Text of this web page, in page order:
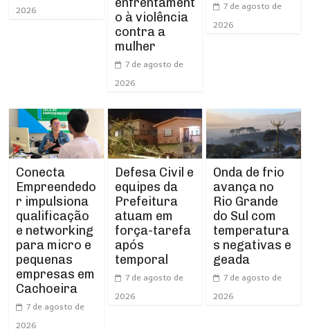
2026
o à violência
contra a
mulher
7 de agosto de
2026
7 de agosto de
2026
Conecta
Empreendedo
r impulsiona
qualificação
e networking
para micro e
pequenas
empresas em
Cachoeira
7 de agosto de
2026
Defesa Civil e
equipes da
Prefeitura
atuam em
força-tarefa
após
temporal
7 de agosto de
2026
Onda de frio
avança no
Rio Grande
do Sul com
temperatura
s negativas e
geada
7 de agosto de
2026